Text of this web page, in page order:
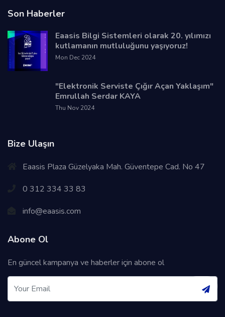
Son Haberler
Eaasis Bilgi Sistemleri olarak 20. yılımızı
kutlamanın mutluluğunu yaşıyoruz!
Mon Dec 2024
"Elektronik Serviste Çığır Açan Yaklaşım"
Emrullah Serdar KAYA
Thu Nov 2024
Bize Ulaşın
Eaasis Plaza Güzelyaka Mah. Güventepe Cad. No 47
0 312 334 33 83
info@eaasis.com
Abone Ol
En güncel kampanya ve haberler için abone ol